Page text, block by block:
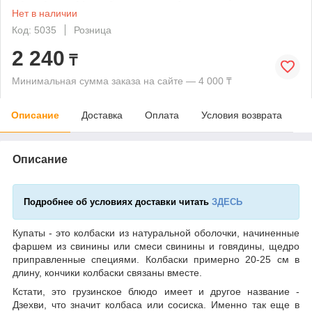
Нет в наличии
Код: 5035
Розница
2 240 ₸
Минимальная сумма заказа на сайте — 4 000 ₸
Описание Доставка Оплата Условия возврата
Описание
Подробнее об условиях доставки читать ЗДЕСЬ
Купаты - это колбаски из натуральной оболочки, начиненные
фаршем из свинины или смеси свинины и говядины, щедро
приправленные специями. Колбаски примерно 20-25 см в
длину, кончики колбаски связаны вместе.
Кстати, это грузинское блюдо имеет и другое название -
Дзехви, что значит колбаса или сосиска. Именно так еще в